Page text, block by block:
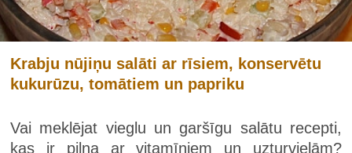
Krabju nūjiņu salāti ar rīsiem, konservētu
kukurūzu, tomātiem un papriku
Vai meklējat vieglu un garšīgu salātu recepti,
kas ir pilna ar vitamīniem un uzturvielām?